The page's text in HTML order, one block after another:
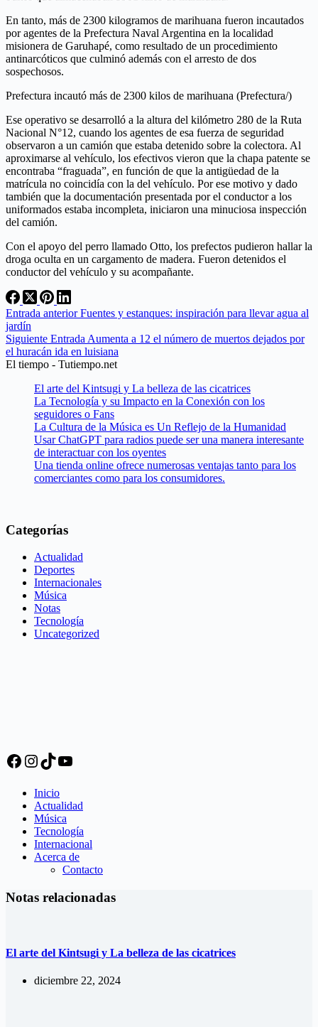
En tanto, más de 2300 kilogramos de marihuana fueron incautados
por agentes de la Prefectura Naval Argentina en la localidad
misionera de Garuhapé, como resultado de un procedimiento
antinarcóticos que culminó además con el arresto de dos
sospechosos.
Prefectura incautó más de 2300 kilos de marihuana (Prefectura/)
Ese operativo se desarrolló a la altura del kilómetro 280 de la Ruta
Nacional N°12, cuando los agentes de esa fuerza de seguridad
observaron a un camión que estaba detenido sobre la colectora. Al
aproximarse al vehículo, los efectivos vieron que la chapa patente se
encontraba “fraguada”, en función de que la antigüedad de la
matrícula no coincidía con la del vehículo. Por ese motivo y dado
también que la documentación presentada por el conductor a los
uniformados estaba incompleta, iniciaron una minuciosa inspección
del camión.
Con el apoyo del perro llamado Otto, los prefectos pudieron hallar la
droga oculta en un cargamento de madera. Fueron detenidos el
conductor del vehículo y su acompañante.
Entrada anteriorFuentes y estanques: inspiración para llevar agua al
jardín
Siguiente Entrada Aumenta a 12 el número de muertos dejados por
el huracán ida en luisiana
El tiempo - Tutiempo.net
El arte del Kintsugi y La belleza de las cicatrices
La Tecnología y su Impacto en la Conexión con los
seguidores o Fans
La Cultura de la Música es Un Reflejo de la Humanidad
Usar ChatGPT para radios puede ser una manera interesante
de interactuar con los oyentes
Una tienda online ofrece numerosas ventajas tanto para los
comerciantes como para los consumidores.
Categorías
Actualidad
Deportes
Internacionales
Música
Notas
Tecnología
Uncategorized
Facebook
Instagram
TikTok
YouTube
Inicio
Actualidad
Música
Tecnología
Internacional
Acerca de
Contacto
Notas relacionadas
El arte del Kintsugi y La belleza de las cicatrices
diciembre 22, 2024